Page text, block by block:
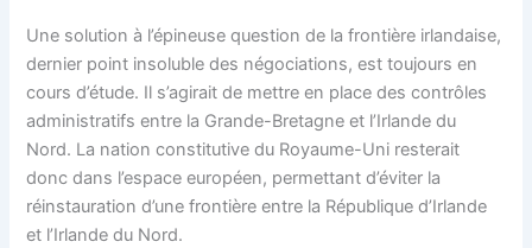
Une solution à l’épineuse question de la frontière irlandaise,
dernier point insoluble des négociations, est toujours en
cours d’étude. Il s’agirait de mettre en place des contrôles
administratifs entre la Grande-Bretagne et l’Irlande du
Nord. La nation constitutive du Royaume-Uni resterait
donc dans l’espace européen, permettant d’éviter la
réinstauration d’une frontière entre la République d’Irlande
et l’Irlande du Nord.